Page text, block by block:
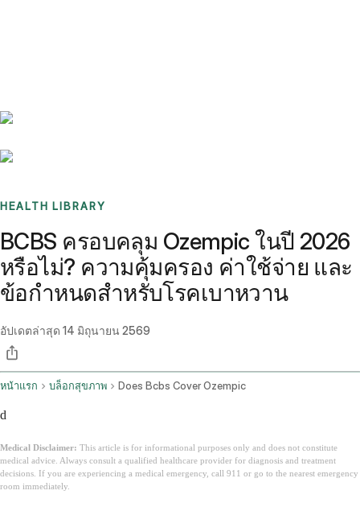
HEALTH LIBRARY
BCBS ครอบคลุม Ozempic ในปี 2026
หรือไม่? ความคุ้มครอง ค่าใช้จ่าย และ
ข้อกำหนดสำหรับโรคเบาหวาน
อัปเดตล่าสุด 14 มิถุนายน 2569
หน้าแรก บล็อกสุขภาพ Does Bcbs Cover Ozempic
d
Medical Disclaimer: This article is for informational purposes only and does not constitute
medical advice. Always consult a qualified healthcare provider for diagnosis and treatment
decisions. If you are experiencing a medical emergency, call 911 or go to the nearest emergency
room immediately.